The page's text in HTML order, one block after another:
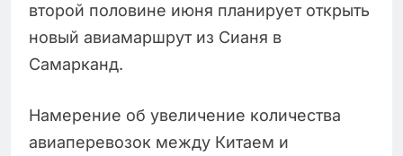
второй половине июня планирует открыть
новый авиамаршрут из Сианя в
Самарканд.
Намерение об увеличение количества
авиаперевозок между Китаем и